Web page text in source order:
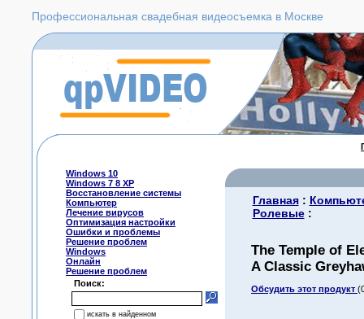
Профессиональная свадебная видеосъемка в Москве
Windows 10
Windows 7 8 XP
Восстановление системы
Компьютер
Лечение вирусов
Оптимизация настройки
Ошибки и проблемы
Решение проблем
Windows
Онлайн
Решение проблем
Поиск:
искать в найденном
Главная:
Ролевые:
The Temple of
A Classic
Обсудить этот продукт